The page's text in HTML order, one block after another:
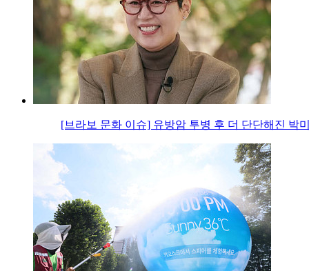
[브라보 문화 이슈] 유방암 투병 후 더 단단해진 박